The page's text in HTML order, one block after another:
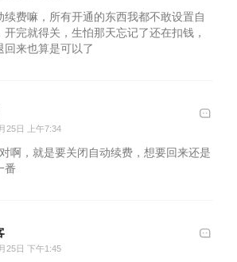
续费嘛，所有开通的东西我都不敢设置自
开完就得关，生怕那天忘记了还在扣钱，
回来也算是可以了
25日 上午7:34
对啊，就是要关闭自动续费，想要回来还是
番
25日 下午1:45